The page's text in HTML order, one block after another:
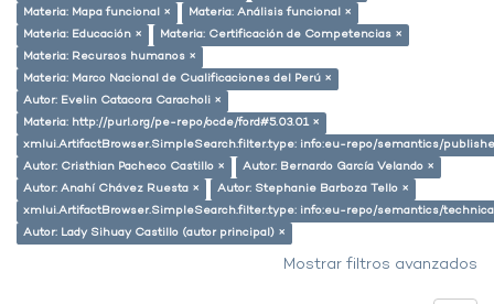
Materia: Mapa funcional ×
Materia: Análisis funcional ×
Materia: Educación ×
Materia: Certificación de Competencias ×
Materia: Recursos humanos ×
Materia: Marco Nacional de Cualificaciones del Perú ×
Autor: Evelin Catacora Caracholi ×
Materia: http://purl.org/pe-repo/ocde/ford#5.03.01 ×
xmlui.ArtifactBrowser.SimpleSearch.filter.type: info:eu-repo/semantics/
Autor: Cristhian Pacheco Castillo ×
Autor: Bernardo García Velando ×
Autor: Anahí Chávez Ruesta ×
Autor: Stephanie Barboza Tello ×
xmlui.ArtifactBrowser.SimpleSearch.filter.type: info:eu-repo/semantics/
Autor: Lady Sihuay Castillo (autor principal) ×
Mostrar filtros avanzados